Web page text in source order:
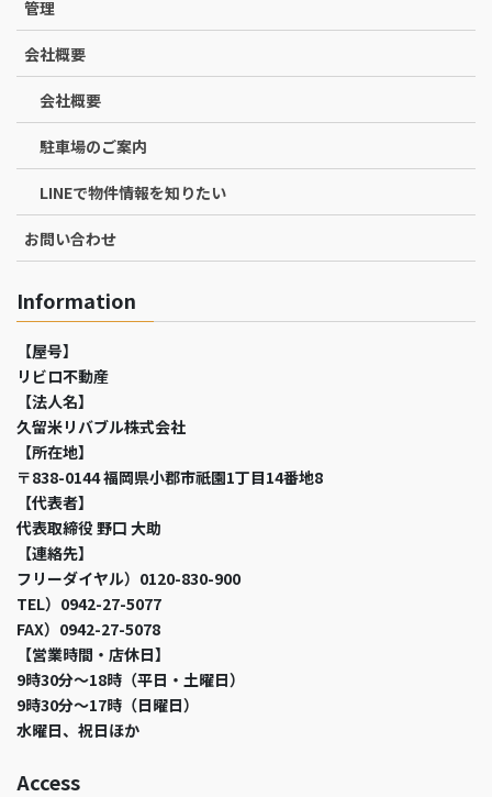
管理
会社概要
会社概要
駐車場のご案内
LINEで物件情報を知りたい
お問い合わせ
Information
【屋号】
リビロ不動産
【法人名】
久留米リバブル株式会社
【所在地】
〒838-0144 福岡県小郡市祇園1丁目14番地8
【代表者】
代表取締役 野口 大助
【連絡先】
フリーダイヤル）0120-830-900
TEL）0942-27-5077
FAX）0942-27-5078
【営業時間・店休日】
9時30分～18時（平日・土曜日）
9時30分～17時（日曜日）
水曜日、祝日ほか
Access